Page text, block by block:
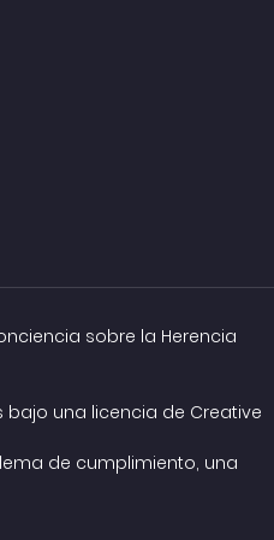
sobre la Herencia
bajo una licencia de Creative
de cumplimiento, una